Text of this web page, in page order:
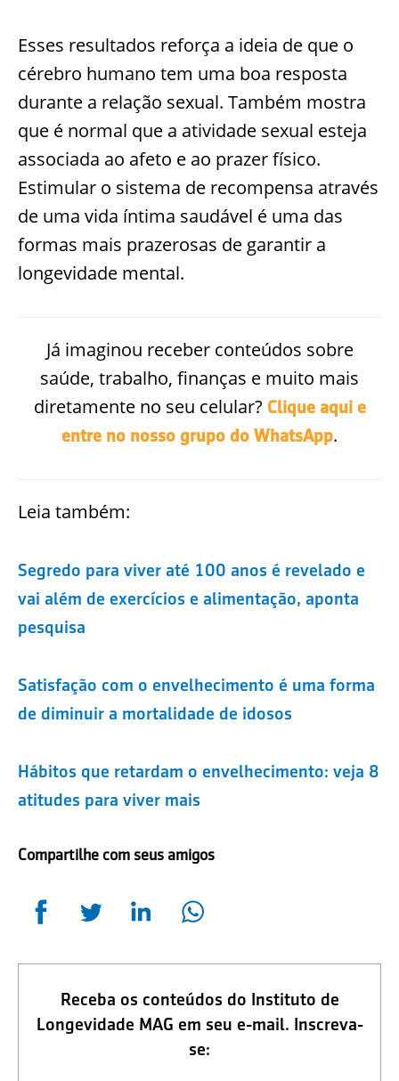
Esses resultados reforça a ideia de que o
cérebro humano tem uma boa resposta
durante a relação sexual. Também mostra
que é normal que a atividade sexual esteja
associada ao afeto e ao prazer físico.
Estimular o sistema de recompensa através
de uma vida íntima saudável é uma das
formas mais prazerosas de garantir a
longevidade mental.
Já imaginou receber conteúdos sobre
saúde, trabalho, finanças e muito mais
diretamente no seu celular? Clique aqui e
entre no nosso grupo do WhatsApp.
Leia também:
Segredo para viver até 100 anos é revelado e
vai além de exercícios e alimentação, aponta
pesquisa
Satisfação com o envelhecimento é uma forma
de diminuir a mortalidade de idosos
Hábitos que retardam o envelhecimento: veja 8
atitudes para viver mais
Compartilhe com seus amigos
Receba os conteúdos do Instituto de
Longevidade MAG em seu e-mail. Inscreva-
se: